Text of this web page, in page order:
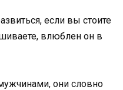
если вы стоите
влюблен он в
они словно